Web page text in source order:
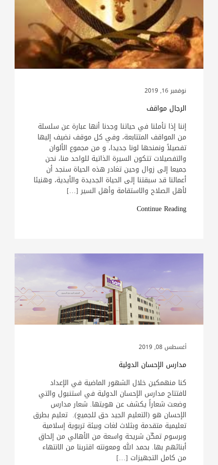
نوفمبر 16, 2019
الرجال مواقف
إننا إذا تأملنا في حياتنا وجدنا أنها عبارة عن سلسلة
من المواقف المتتابعة، وفي كل موقف نضيف إليها
تفصيلاً ونمنحها لونا جديدا، و من مجموع الألوان
والتفصيلات تتكون السيرة الذاتية للواحد منا، نحن
جميعا إلى زوال وحين تغادر هذه الحياة سنجد أن
أعمالنا قد سبقتنا إلى الحياة الجديدة والأيدية، وهنيئا
لأهل الصلاح والاستقامة وأهل السير […]
Continue Reading
أغسطس 08, 2019
مدارس الإحسان الدولية
كنا منهمكين خلال الشهور الماضية في الإعداد
لافتتاح مدارس الإحسان الدولية في استنبول والتي
وضعت شعاراً يكشف عن هويتها. شعار مدارس
الإحسان هو (التعليم الجيد حق للجميع). تعليم بطرق
تعليمية متقدمة وبثلاث لغات وبيئة تربوية إسلامية
وبرسوم تمكّن شريحة واسعة من الأهالي من إلحاق
أبنائهم بها. بحمد الله ومعونته اقتربنا من الانتهاء
من كامل التجهيزات […]